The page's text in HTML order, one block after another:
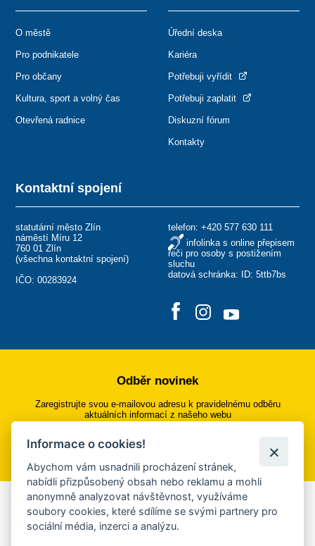
Kontaktní spojení
statutární město Zlín
náměstí Míru 12
760 01 Zlín
(všechna kontaktní spojení)
IČO: 00283924
telefon: +420 577 630 111
infolinka s online přepisem
řeči pro osoby s postižením
sluchu
datová schránka: ID: 5ttb7bs
O městě
Pro podnikatele
Pro občany
Kultura, sport a volný čas
Otevřená radnice
Úřední deska
Kariéra
Potřebuji vyřídit
Potřebuji zaplatit
Diskuzní fórum
Kontakty
Odběr novinek
Zaregistrujte svou e-mailovou adresu k pravidelnému odběru
aktuálních informací z našeho webu
Přihlásit se k odběru
Aplikace Mobilní rozhlas
Chcete dostávat do svého mobilu či mailu upozornění na
Informace o cookies!
Abychom vám usnadnili procházení stránek,
nabídli přizpůsobený obsah nebo reklamu a mohli
anonymně analyzovat návštěvnost, využíváme
soubory cookies, které sdílíme se svými partnery pro
sociální média, inzerci a analýzu.